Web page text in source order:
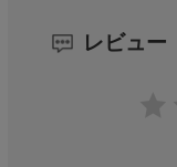
レビュー